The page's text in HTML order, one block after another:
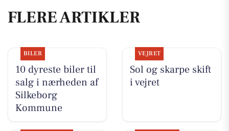
FLERE ARTIKLER
BILER
10 dyreste biler til
salg i nærheden af
Silkeborg
Kommune
VEJRET
Sol og skarpe skift
i vejret